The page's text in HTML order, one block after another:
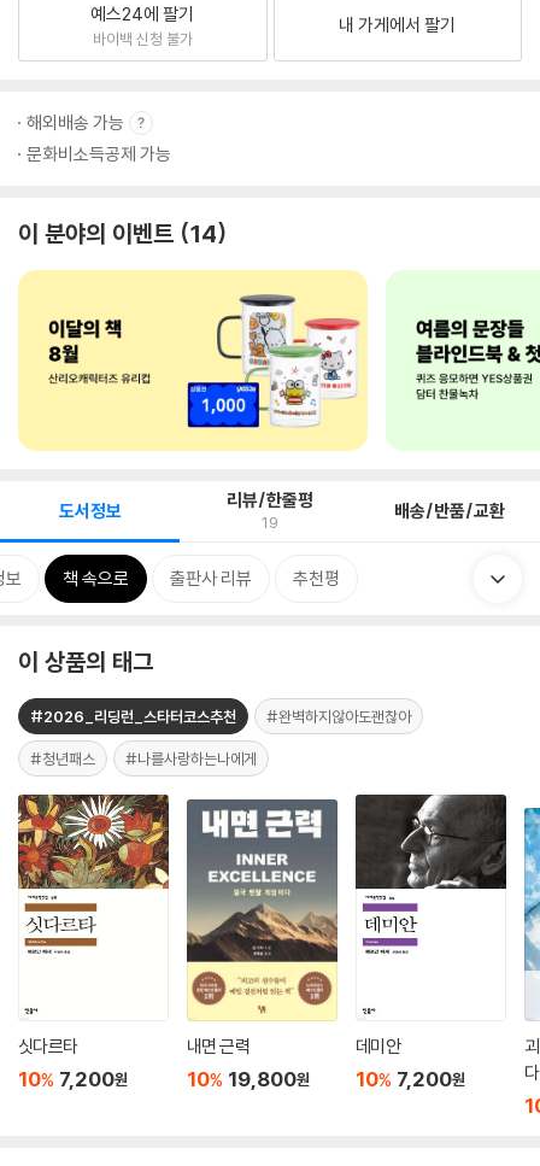
예스24에 팔기
바이백 신청 불가
내 가게에서 팔기
해외배송 가능
문화비소득공제 가능
이 분야의 이벤트 14
도서정보 리뷰/한줄평
19 배송/반품/교환
보 책 속으로 출판사 리뷰 추천평
이 상품의 태그
#2026_리딩런_스타터코스추천 #완벽하지않아도괜찮아
#청년패스 #나를사랑하는나에게
싯다르타
10% 7,200원
내면 근력
10% 19,800원
데미안
10% 7,200원